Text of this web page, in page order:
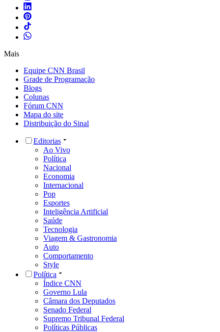
Mais
Equipe CNN Brasil
Grade de Programação
Blogs
Colunas
Fórum CNN
Mapa do site
Distribuição do Sinal
Editorias
Ao Vivo
Política
Nacional
Economia
Internacional
Pop
Esportes
Inteligência Artificial
Saúde
Tecnologia
Viagem & Gastronomia
Auto
Comportamento
Style
Política
Índice CNN
Governo Lula
Câmara dos Deputados
Senado Federal
Supremo Tribunal Federal
Políticas Públicas